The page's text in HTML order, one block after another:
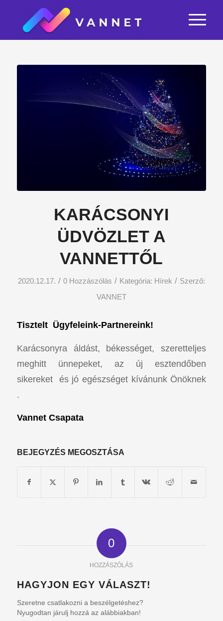
KARÁCSONYI
ÜDVÖZLET A
VANNETTŐL
2020.12.17. / 0 Hozzászólás / Kategória: Hírek / Szerző:
VANNET
Tisztelt Ügyfeleink-Partnereink!
Karácsonyra áldást, békességet, szeretteljes
meghitt ünnepeket, az új esztendőben
sikereket és jó egészséget kívánunk Önöknek
.
Vannet Csapata
BEJEGYZÉS MEGOSZTÁSA
0
HOZZÁSZÓLÁS
HAGYJON EGY VÁLASZT!
Szeretne csatlakozni a beszélgetéshez?
Nyugodtan járulj hozzá az alábbiakban!